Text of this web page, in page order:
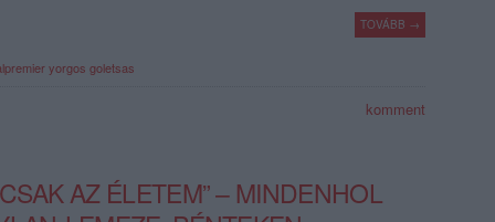
TOVÁBB →
yorgos goletsas
komment
AZ ÉLETEM” – MINDENHOL